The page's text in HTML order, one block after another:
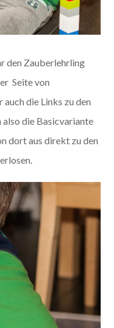
den Zauberlehrling
Seite von
die Links zu den
also die Basicvariante
dort aus direkt zu den